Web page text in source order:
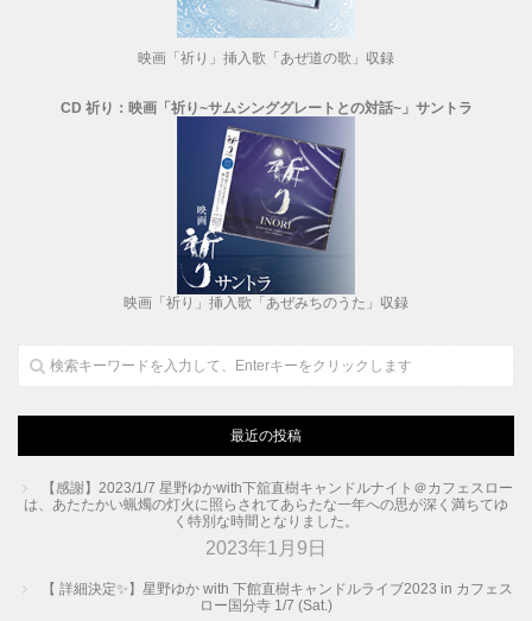
映画「祈り」挿入歌「あぜ道の歌」収録
CD 祈り：映画「祈り~サムシンググレートとの対話~」サントラ
映画「祈り」挿入歌「あぜみちのうた」収録
最近の投稿
【感謝】2023/1/7 星野ゆかwith下舘直樹キャンドルナイト＠カフェスロー
は、あたたかい蝋燭の灯火に照らされてあらたな一年への思が深く満ちてゆ
く特別な時間となりました。
2023年1月9日
【 詳細決定✨】星野ゆか with 下館直樹キャンドルライブ2023 in カフェス
ロー国分寺 1/7 (Sat.)